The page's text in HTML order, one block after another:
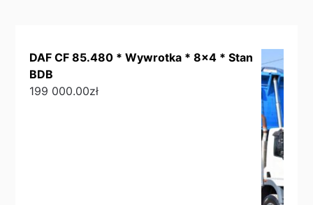
DAF CF 85.480 * Wywrotka * 8x4 * Stan
BDB
199 000.00zł